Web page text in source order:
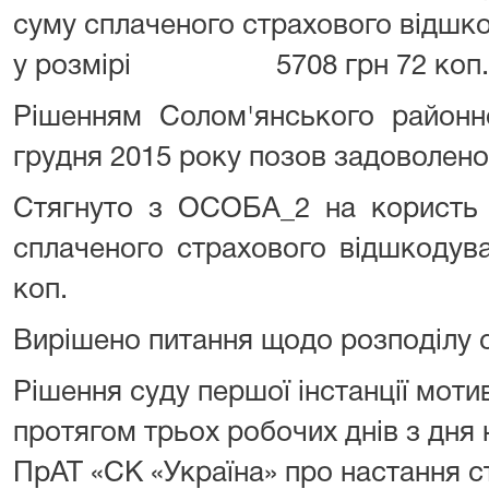
суму сплаченого страхового
у розмірі 5708 грн 72 коп.
Рішенням Солом'янського
грудня 2015 року позов
Стягнуто з ОСОБА_2 на
сплаченого страхового
коп.
Вирішено питання щодо розподілу
Рішення суду першої інстанції
протягом трьох робочих днів з
ПрАТ «СК «Україна» про настання